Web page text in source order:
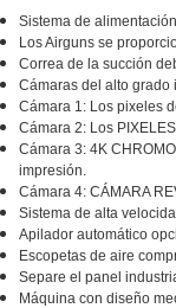
Sistema de
Los Airguns se
Correa de la succión
Cámaras del alto grado
Cámara 1: Los pixeles
Cámara 2: Los
Cámara 3: 4K
impresión.
Cámara 4: CÁMARA
Sistema de alta
Apilador automático
Escopetas de aire
Separe el panel
Máquina con diseño